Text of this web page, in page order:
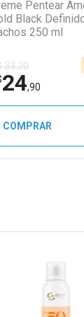
Pentear
Black
250 ml
33,20
24,90
COMPRAR
AOS